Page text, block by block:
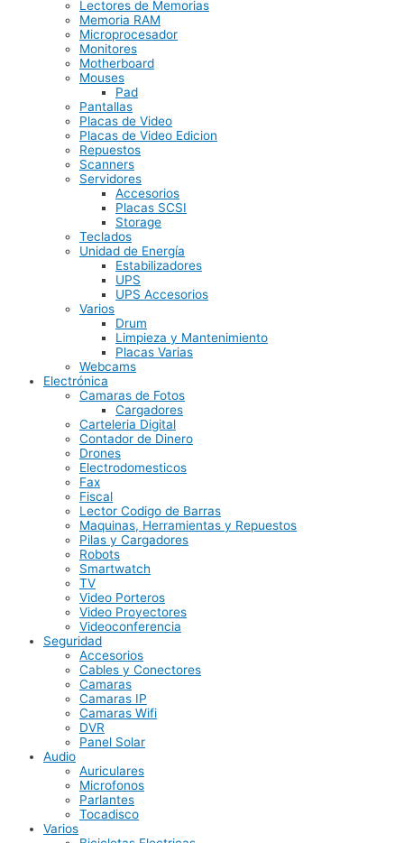
Lectores de Memorias
Memoria RAM
Microprocesador
Monitores
Motherboard
Mouses
Pad
Pantallas
Placas de Video
Placas de Video Edicion
Repuestos
Scanners
Servidores
Accesorios
Placas SCSI
Storage
Teclados
Unidad de Energía
Estabilizadores
UPS
UPS Accesorios
Varios
Drum
Limpieza y Mantenimiento
Placas Varias
Webcams
Electrónica
Camaras de Fotos
Cargadores
Carteleria Digital
Contador de Dinero
Drones
Electrodomesticos
Fax
Fiscal
Lector Codigo de Barras
Maquinas, Herramientas y Repuestos
Pilas y Cargadores
Robots
Smartwatch
TV
Video Porteros
Video Proyectores
Videoconferencia
Seguridad
Accesorios
Cables y Conectores
Camaras
Camaras IP
Camaras Wifi
DVR
Panel Solar
Audio
Auriculares
Microfonos
Parlantes
Tocadisco
Varios